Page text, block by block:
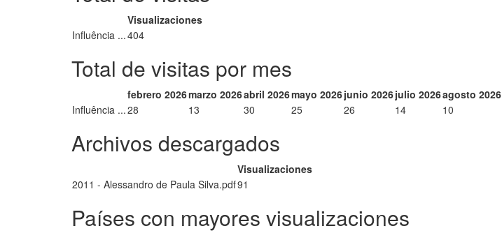
Visualizaciones
Influência ...404
Total de visitas por mes
febrero 2026marzo 2026abril 2026mayo 2026junio 2026julio 2026agosto 2026
Influência ...28 13 30 25 26 14 10
Archivos descargados
Visualizaciones
2011 - Alessandro de Paula Silva.pdf91
Países con mayores visualizaciones